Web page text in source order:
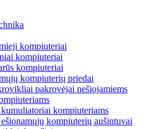
kompiuteriai
kompiuteriai
kompiuteriai
kompiuterių priedai
pakrovėjai nešiojamiems
kompiuteriams
kompiuterių aušintuvai